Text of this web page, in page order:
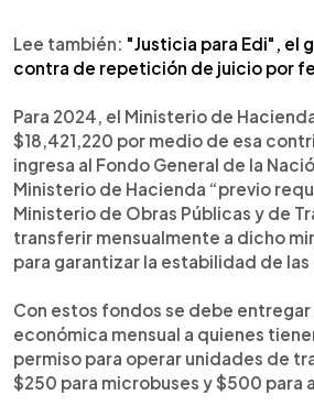
Lee también: "Justicia para Edi", el
contra de repetición de juicio por
Para 2024, el Ministerio de
$18,421,220 por medio de esa
ingresa al Fondo General de la
Ministerio de Hacienda “previo
Ministerio de Obras Públicas y de
transferir mensualmente a dicho
para garantizar la estabilidad de las
Con estos fondos se debe
económica mensual a quienes
permiso para operar unidades de
$250 para microbuses y $500 para